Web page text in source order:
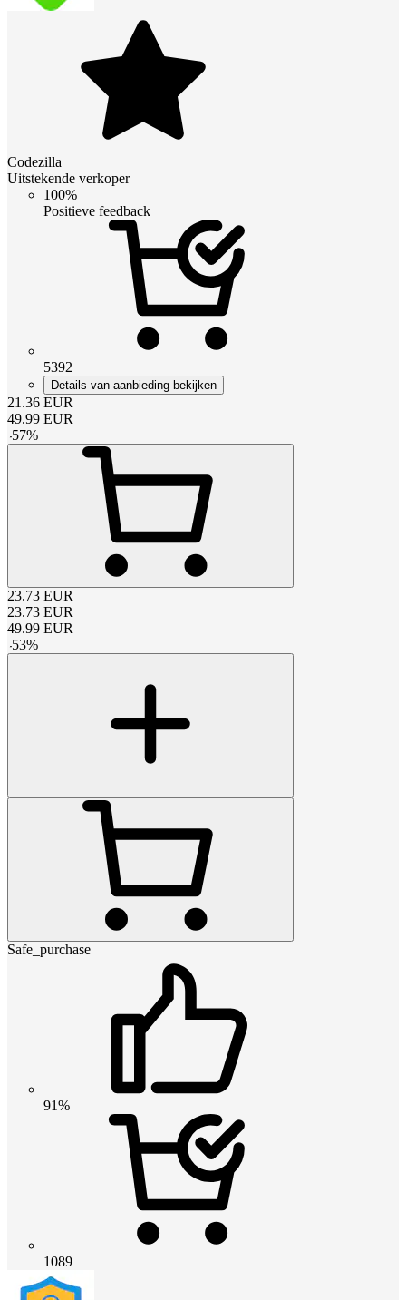
Codezilla
Uitstekende verkoper
100%
Positieve feedback
5392
Details van aanbieding bekijken
21.36 EUR
49.99 EUR
-57%
23.73 EUR
23.73 EUR
49.99 EUR
-53%
Safe_purchase
91%
1089